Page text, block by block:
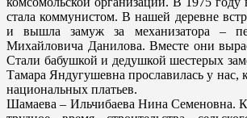
стала коммунистом. В нашей деревне
и вышла замуж за механизатора –
Михайловича Данилова. Вместе они
Стали бабушкой и дедушкой шестерых
Тамара Яндугушевна прославилась у нас,
национальных платьев.
Шамаева – Ильчибаева Нина Семеновна.